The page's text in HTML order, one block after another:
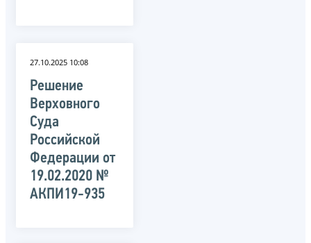
27.10.2025 10:08
Решение
Верховного
Суда
Российской
Федерации от
19.02.2020 №
АКПИ19-935